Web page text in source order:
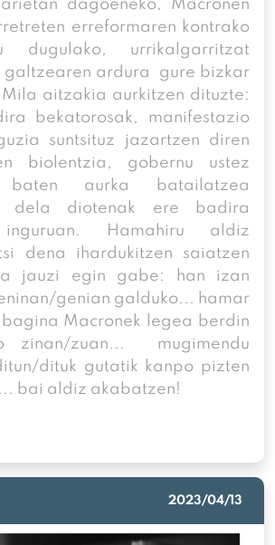
dagoeneko, Macronen
erreformaren kontrako
dugulako, urrikalgarritzat
galtzearen ardura gure bizkar
aitzakia aurkitzen dituzte:
bekatorosak, manifestazio
suntsituz jazartzen diren
biolentzia, gobernu ustez
baten aurka batailatzea
dela diotenak ere badira
inguruan. Hamahiru aldiz
dena ihardukitzen saiatzen
jauzi egin gabe: han izan
genian galduko... hamar
Macronek legea berdin
zinan/zuan... mugimendu
dituk gutatik kanpo pizten
bai aldiz akabatzen!
2023/04/13